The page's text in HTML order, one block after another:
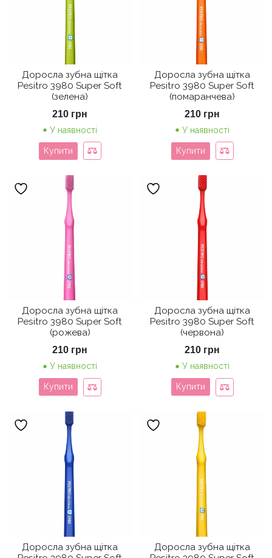
Доросла зубна щітка
Pesitro 3980 Super Soft
(зелена)
210 грн
У наявності
Купити
Доросла зубна щітка
Pesitro 3980 Super Soft
(помаранчева)
210 грн
У наявності
Купити
Доросла зубна щітка
Pesitro 3980 Super Soft
(рожева)
210 грн
У наявності
Купити
Доросла зубна щітка
Pesitro 3980 Super Soft
(червона)
210 грн
У наявності
Купити
Доросла зубна щітка
Доросла зубна щітка